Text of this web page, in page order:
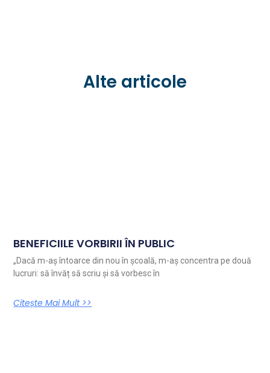
Alte articole
BENEFICIILE VORBIRII ÎN PUBLIC
„Dacă m-aș întoarce din nou în școală, m-aș concentra pe două
lucruri: să învăț să scriu și să vorbesc în
Citește Mai Mult >>